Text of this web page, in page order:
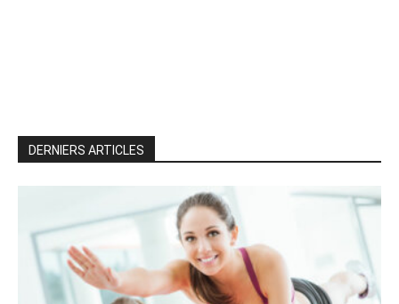
DERNIERS ARTICLES